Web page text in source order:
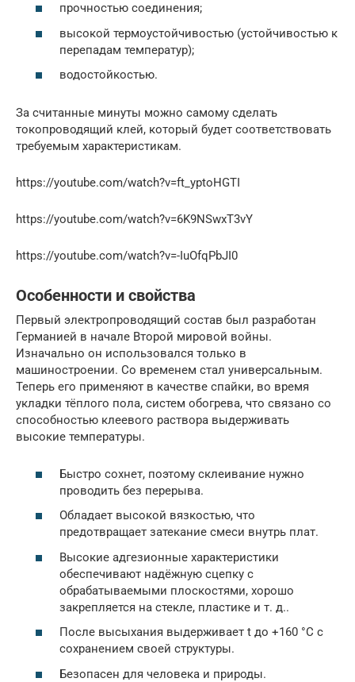
прочностью соединения;
высокой термоустойчивостью (устойчивостью к
перепадам температур);
водостойкостью.
За считанные минуты можно самому сделать
токопроводящий клей, который будет соответствовать
требуемым характеристикам.
https://youtube.com/watch?v=ft_yptoHGTI
https://youtube.com/watch?v=6K9NSwxT3vY
https://youtube.com/watch?v=-IuOfqPbJI0
Особенности и свойства
Первый электропроводящий состав был разработан
Германией в начале Второй мировой войны.
Изначально он использовался только в
машиностроении. Со временем стал универсальным.
Теперь его применяют в качестве спайки, во время
укладки тёплого пола, систем обогрева, что связано со
способностью клеевого раствора выдерживать
высокие температуры.
Быстро сохнет, поэтому склеивание нужно
проводить без перерыва.
Обладает высокой вязкостью, что
предотвращает затекание смеси внутрь плат.
Высокие адгезионные характеристики
обеспечивают надёжную сцепку с
обрабатываемыми плоскостями, хорошо
закрепляется на стекле, пластике и т. д..
После высыхания выдерживает t до +160 °C с
сохранением своей структуры.
Безопасен для человека и природы.